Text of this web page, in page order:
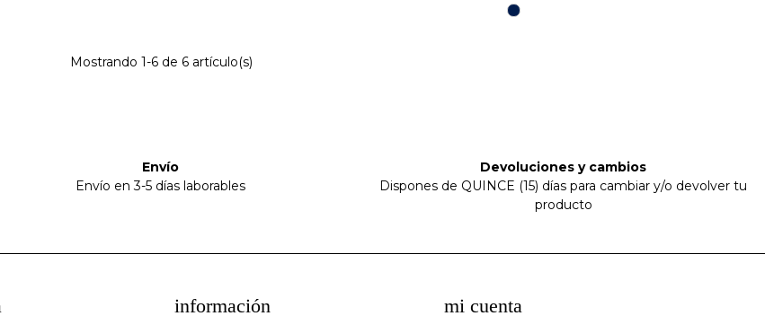
98
Mostrando 1-6 de 6 artículo(s)
Envío
Envío en 3-5 días laborables
Devoluciones y cambios
Dispones de QUINCE (15) días para cambiar y/o devolver tu
producto
información mi cuenta